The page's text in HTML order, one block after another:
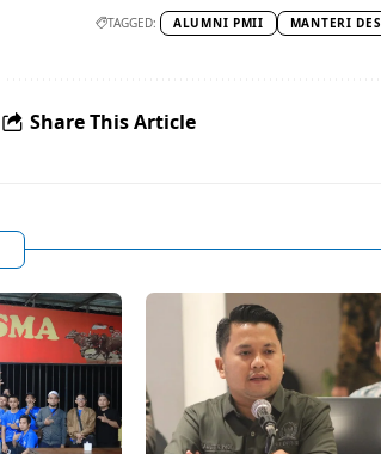
TAGGED: ALUMNI PMII MANTERI
Share This Article